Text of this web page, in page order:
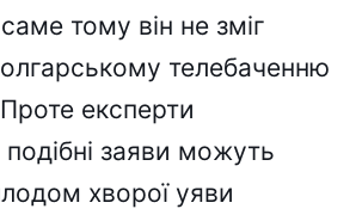
тому він не зміг
телебаченню
експерти
заяви можуть
хворої уяви